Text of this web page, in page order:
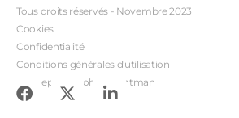
Tous droits réservés - Novembre 2023
Cookies
Confidentialité
Conditions générales d'utilisation
Conception : John Brightman